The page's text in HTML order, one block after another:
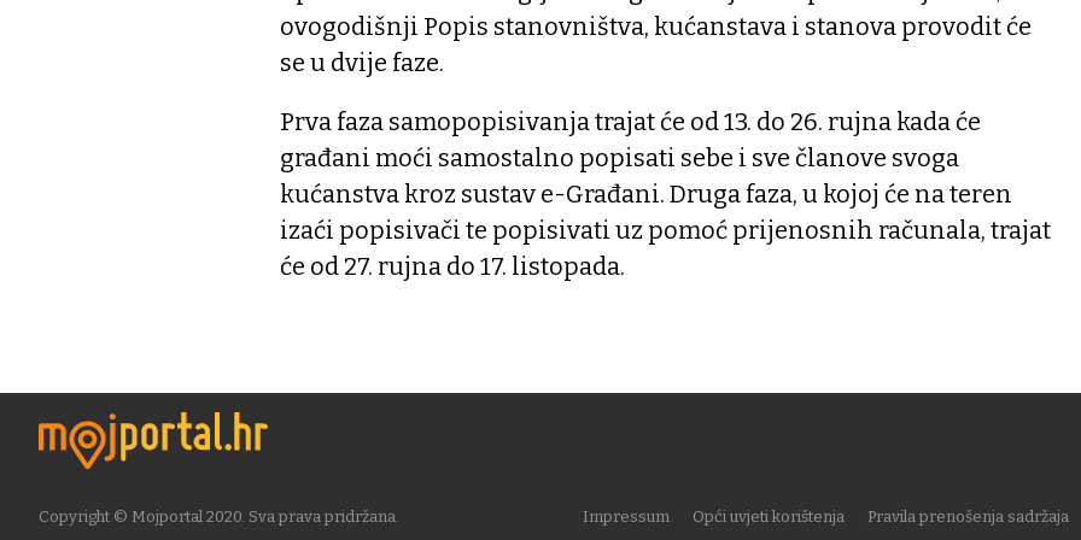
ovogodišnji Popis stanovništva, kućanstava i stanova provodit će
se u dvije faze.
Prva faza samopopisivanja trajat će od 13. do 26. rujna kada će
građani moći samostalno popisati sebe i sve članove svoga
kućanstva kroz sustav e-Građani. Druga faza, u kojoj će na teren
izaći popisivači te popisivati uz pomoć prijenosnih računala, trajat
će od 27. rujna do 17. listopada.
Copyright © Mojportal 2020. Sva prava pridržana. Impressum Opći uvjeti korištenja Pravila prenošenja sadržaja